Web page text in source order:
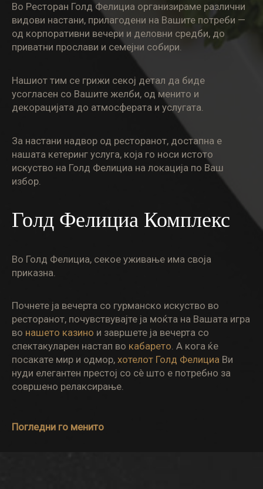
Во Ресторан Голд Фелициа организираме различни
видови настани, прилагодени на Вашите потреби —
од корпоративни вечери и деловни средби, до
приватни прослави и семејни собири.
Нашиот тим се грижи секој детал да биде
усогласен со Вашите желби, од менито и
декорацијата до атмосферата и услугата.
За настани надвор од ресторанот, достапна е
нашата кетеринг услуга, која го носи истото
искуство на Голд Фелициа на локација по Ваш
избор.
Голд Фелициа Комплекс
Во Голд Фелициа, секое уживање има своја
приказна.
Почнете ја вечерта со гурманско искуство во
ресторанот, почувствувајте ја моќта на Вашата игра
во нашето казино и завршете ја вечерта со
спектакуларен настап во кабарето. А кога ќе
посакате мир и одмор, хотелот Голд Фелициа Ви
нуди елегантен престој со сè што е потребно за
совршено релаксирање.
Погледни го менито